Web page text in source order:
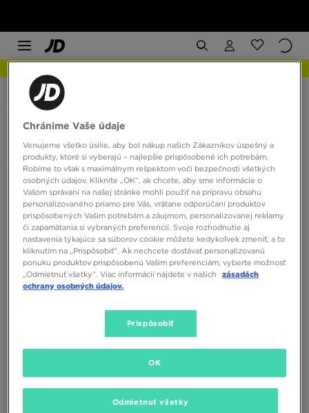
JD Sports Nike Vomero 18
Nike Vomero 18
1 produkt
Zoradiť:Odporúčané Filtrovať
Chránime Vaše údaje
Venujeme všetko úsilie, aby bol nákup našich Zákazníkov úspešný a
produkty, ktoré si vyberajú – najlepšie prispôsobené ich potrebám.
Robíme to však s maximálnym rešpektom voči bezpečnosti všetkých
osobných údajov. Kliknite „OK”, ak chcete, aby sme informácie o
Vašom správaní na našej stránke mohli použiť na prípravu obsahu
personalizovaného priamo pre Vás, vrátane odporúčaní produktov
prispôsobených Vašim potrebám a záujmom, personalizovanej reklamy
či zapamätania si vybraných preferencií. Svoje rozhodnutie aj
nastavenia týkajúce sa súborov cookie môžete kedykoľvek zmeniť, a to
kliknutím na „Prispôsobiť”. Ak nechcete dostávať personalizovanú
ponuku produktov prispôsobenú Vašim preferenciám, vyberte možnosť
„Odmietnuť všetky”. Viac informácií nájdete v našich
zásadách
ochrany osobných údajov.
Prispôsobiť
Odmietnuť všetky
OK